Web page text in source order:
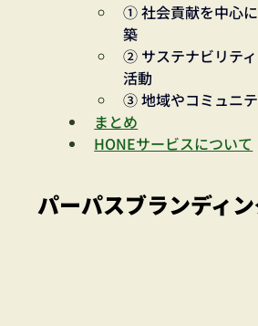
① 社会貢献を中心
築
② サステナビリテ
活動
③ 地域やコミュニ
まとめ
HONEサービスについて
パーパスブランディ